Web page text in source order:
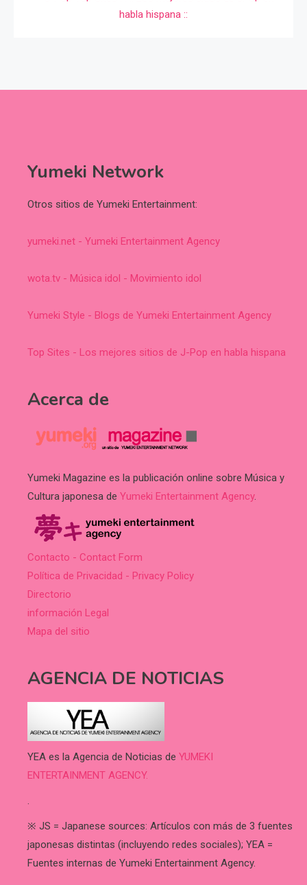
Yumeki Network
Otros sitios de Yumeki Entertainment:
yumeki.net - Yumeki Entertainment Agency
wota.tv - Música idol - Movimiento idol
Yumeki Style - Blogs de Yumeki Entertainment Agency
Top Sites - Los mejores sitios de J-Pop en habla hispana
Acerca de
Yumeki Magazine es la publicación online sobre Música y
Cultura japonesa de Yumeki Entertainment Agency.
Contacto - Contact Form
Política de Privacidad - Privacy Policy
Directorio
información Legal
Mapa del sitio
AGENCIA DE NOTICIAS
YEA es la Agencia de Noticias de YUMEKI
ENTERTAINMENT AGENCY.
.
※ JS = Japanese sources: Artículos con más de 3 fuentes
japonesas distintas (incluyendo redes sociales); YEA =
Fuentes internas de Yumeki Entertainment Agency.